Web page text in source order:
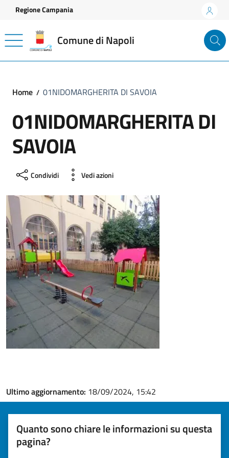
Vai ai contenuti
Vai al footer
Regione Campania
Comune di Napoli
Home 01NIDOMARGHERITA DI SAVOIA
01NIDOMARGHERITA DI
SAVOIA
Condividi Vedi azioni
Ultimo aggiornamento: 18/09/2024, 15:42
Quanto sono chiare le informazioni su questa
pagina?